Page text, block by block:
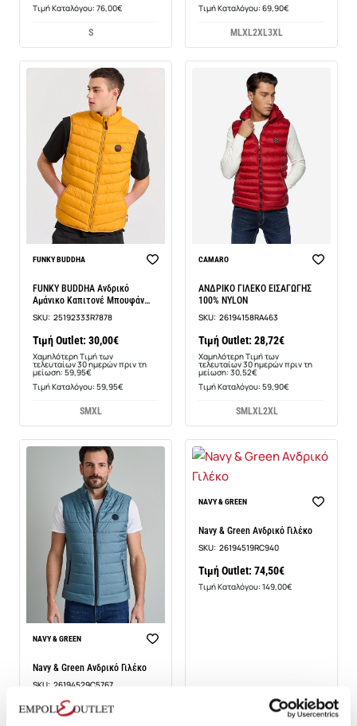
Τιμή Καταλόγου: 76,00€
S
Τιμή Καταλόγου: 69,90€
MLXL2XL3XL
-50%
FUNKY BUDDHA
FUNKY BUDDHA Ανδρικό
Αμάνικο Καπιτονέ Μπουφάν
FBM009-001-01
SKU: 25192333R7878
Τιμή Outlet: 30,00€
Χαμηλότερη Τιμή των
τελευταίων 30 ημερών πριν τη
μείωση: 59,95€
Τιμή Καταλόγου: 59,95€
SMXL
-6%
CAMARO
ΑΝΔΡΙΚΟ ΓΙΛΕΚΟ ΕΙΣΑΓΩΓΗΣ
100% NYLON
SKU: 26194158RA463
Τιμή Outlet: 28,72€
Χαμηλότερη Τιμή των
τελευταίων 30 ημερών πριν τη
μείωση: 30,52€
Τιμή Καταλόγου: 59,90€
SM LXL2XL
NAVY & GREEN
Navy & Green Ανδρικό Γιλέκο
SKU: 26194529C5767
Τιμή Outlet: 52,15€
NAVY & GREEN
Navy & Green Ανδρικό Γιλέκο
SKU: 26194519RC940
Τιμή Outlet: 74,50€
Τιμή Καταλόγου: 149,00€